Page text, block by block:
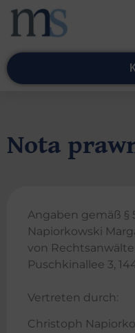
Nota
Angaben gemäß §
Napiorkowski
von
Puschkinallee 3,
Vertreten durch:
Christoph